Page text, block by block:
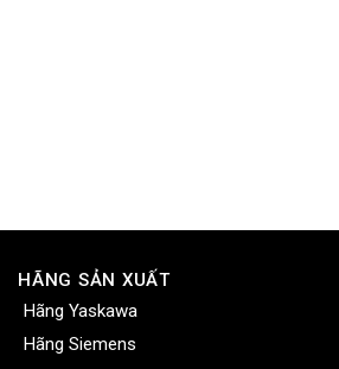
HÃNG SẢN XUẤT
Hãng Yaskawa
Hãng Siemens